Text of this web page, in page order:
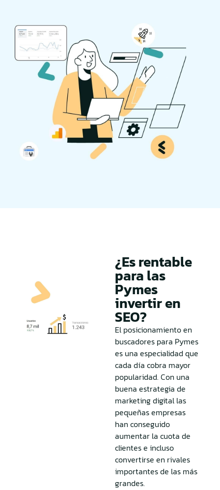
¿Es rentable
para las
Pymes
invertir en
SEO?
El posicionamiento en
buscadores para Pymes
es una especialidad que
cada día cobra mayor
popularidad. Con una
buena estrategia de
marketing digital las
pequeñas empresas
han conseguido
aumentar la cuota de
clientes e incluso
convertirse en rivales
importantes de las más
grandes.